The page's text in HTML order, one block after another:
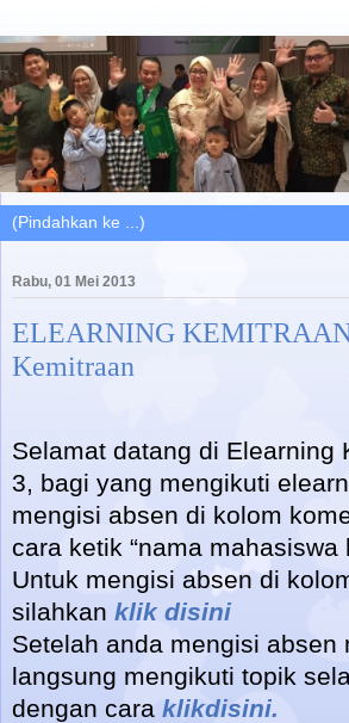
Rabu, 01 Mei 2013
ELEARNING
Kemitraan
Selamat datang di Elearning
3, bagi yang mengikuti
mengisi absen di kolom
cara ketik “nama mahasiswa
Untuk mengisi absen di
silahkan klik disini
Setelah anda mengisi absen
langsung mengikuti topik
dengan cara klikdisini.